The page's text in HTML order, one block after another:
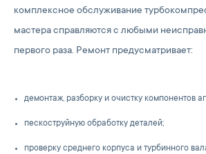
комплексное обслуживание
мастера справляются с любыми
первого раза. Ремонт предусматривает:
демонтаж, разборку и очистку компонентов
пескоструйную обработку деталей;
проверку среднего корпуса и турбинного